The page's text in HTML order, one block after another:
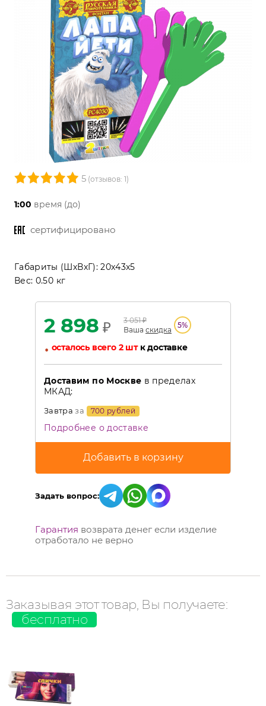
5 (отзывов: 1)
1:00 время (до)
сертифицировано
Габариты (ШхВхГ):20x43x5
Вес: 0.50 кг
2 898 ₽ 3 051₽
Ваша скидка
5%
• осталось всего 2 штк доставке
Доставим по Москве в пределах
МКАД:
Завтраза 700 рублей
Подробнее о доставке
Задать вопрос:
Гарантия возврата денег если изделие
отработало не верно
Заказывая этот товар, Вы получаете:
бесплатно